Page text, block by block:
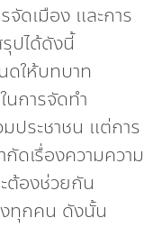
จัดเมือง และการ
ปได้ดังนี้
ให้บทบาท
การจัดทำ
ประชาชน แต่การ
ดเรื่องความความ
ต้องช่วยกัน
ทุกคน ดังนั้น